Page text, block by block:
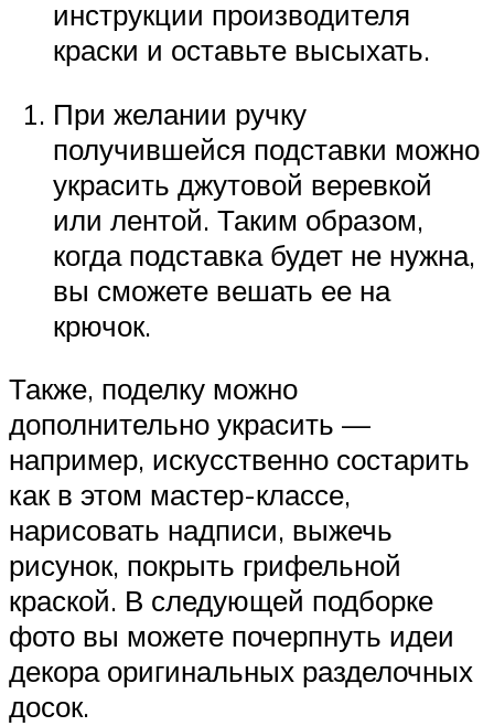
инструкции производителя
краски и оставьте высыхать.
При желании ручку
получившейся подставки можно
украсить джутовой веревкой
или лентой. Таким образом,
когда подставка будет не нужна,
вы сможете вешать ее на
крючок.
Также, поделку можно
дополнительно украсить —
например, искусственно состарить
как в этом мастер-классе,
нарисовать надписи, выжечь
рисунок, покрыть грифельной
краской. В следующей подборке
фото вы можете почерпнуть идеи
декора оригинальных разделочных
досок.